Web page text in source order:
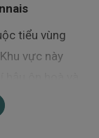
tiểu vùng
vực này